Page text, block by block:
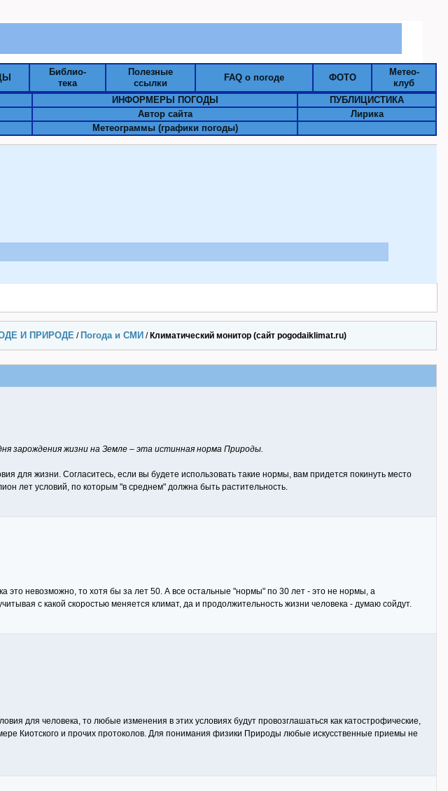
Библио-
тека
Полезные
ссылки
FAQ о погоде ФОТО
Метео-
клуб
ИНФОРМЕРЫ ПОГОДЫ
ПУБЛИЦИСТИКА
Автор сайта
Лирика
Метеограммы (графики погоды)
И ПРИРОДЕ / Погода и СМИ / Климатический монитор (сайт pogodaiklimat.ru)
зарождения жизни на Земле – эта истинная норма Природы.
для жизни. Согласитесь, если вы будете использовать такие нормы, вам придется покинуть место
лет условий, по которым "в среднем" должна быть растительность.
это невозможно, то хотя бы за лет 50. А все остальные "нормы" по 30 лет - это не нормы, а
с какой скоростью меняется климат, да и продолжительность жизни человека - думаю сойдут.
для человека, то любые изменения в этих условиях будут провозглашаться как катострофические,
Киотского и прочих протоколов. Для понимания физики Природы любые искусственные приемы не